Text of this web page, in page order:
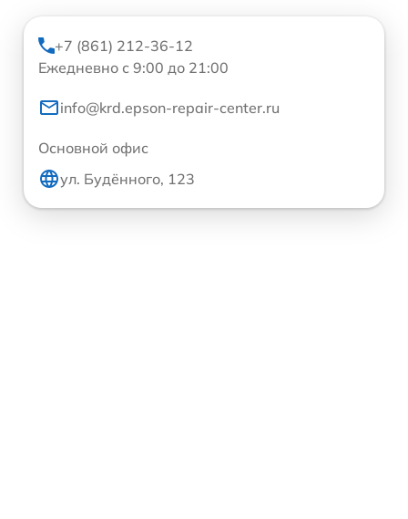
+7 (861) 212-36-12
Ежедневно с 9:00 до 21:00
info@krd.epson-repair-center.ru
Основной офис
ул. Будённого, 123